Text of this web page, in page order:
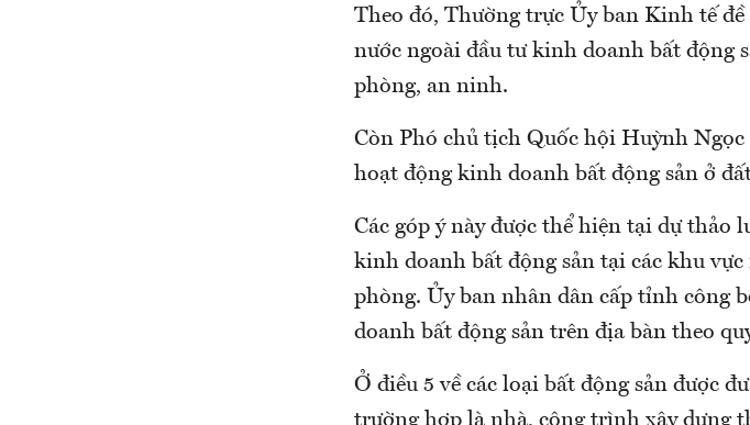
Theo đó, Thường trực Ủy ban Kinh tế
nước ngoài đầu tư kinh doanh bất động
phòng, an ninh.
Còn Phó chủ tịch Quốc hội Huỳnh
hoạt động kinh doanh bất động sản ở
Các góp ý này được thể hiện tại dự thảo
kinh doanh bất động sản tại các khu
phòng. Ủy ban nhân dân cấp tỉnh công
doanh bất động sản trên địa bàn theo
Ở điều 5 về các loại bất động sản được
trường hợp là nhà, công trình xây dựng